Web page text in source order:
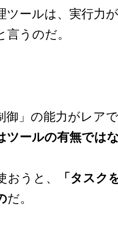
ツールは、実行力
うのだ。
御」の能力がレア
ツールの有無では
おうと、
「タスク
だ。